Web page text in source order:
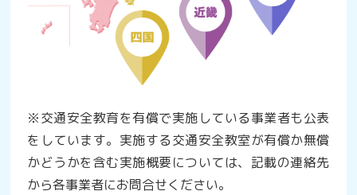
※交通安全教育を有償で実施している事業者も公表
をしています。実施する交通安全教室が有償か無償
かどうかを含む実施概要については、記載の連絡先
から各事業者にお問合せください。